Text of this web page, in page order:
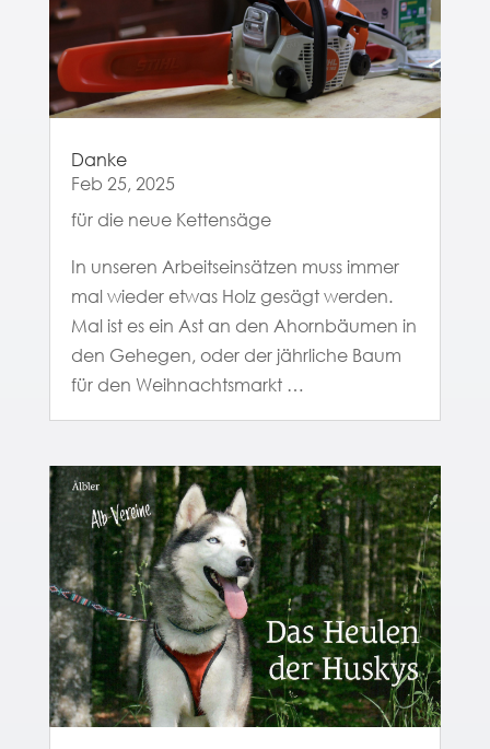
Danke
Feb 25, 2025
für die neue Kettensäge
In unseren Arbeitseinsätzen muss immer
mal wieder etwas Holz gesägt werden.
Mal ist es ein Ast an den Ahornbäumen in
den Gehegen, oder der jährliche Baum
für den Weihnachtsmarkt …